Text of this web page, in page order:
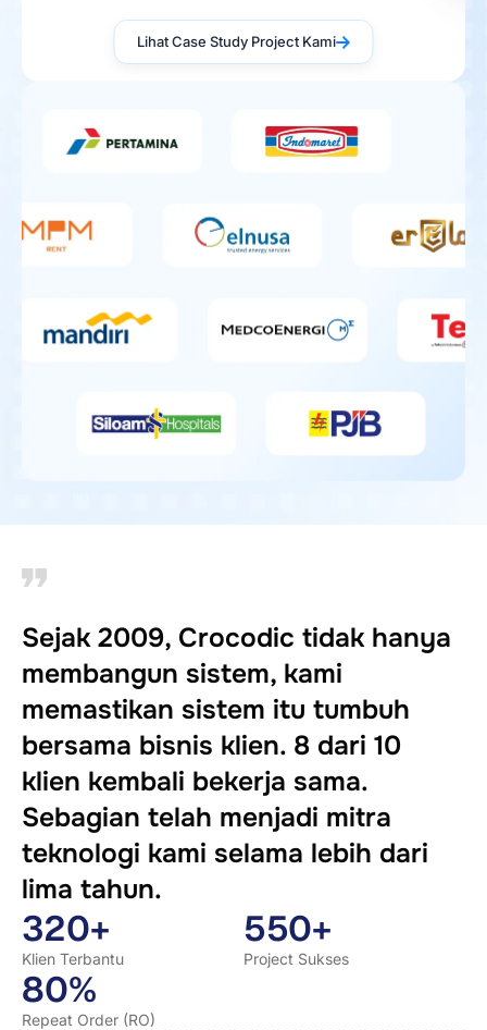
Lihat Case Study Project Kami
Sejak 2009, Crocodic tidak hanya
membangun sistem, kami
memastikan sistem itu tumbuh
bersama bisnis klien. 8 dari 10
klien kembali bekerja sama.
Sebagian telah menjadi mitra
teknologi kami selama lebih dari
lima tahun.
320+
Klien Terbantu
550+
Project Sukses
80%
Repeat Order (RO)